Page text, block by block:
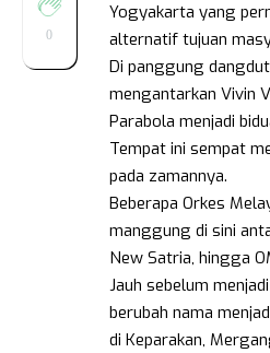
0
Yogyakarta yang
alternatif tujuan
Di panggung
mengantarkan Vivin
Parabola menjadi
Tempat ini sempat
pada zamannya.
Beberapa Orkes
manggung di sini
New Satria, hingga
Jauh sebelum
berubah nama
di Keparakan,